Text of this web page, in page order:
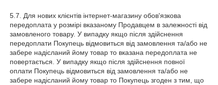
5.7. Для нових клієнтів інтернет-магазину обов'язкова
передоплата у розмірі вказаному Продавцем в залежності від
замовленого товару. У випадку якщо після здійснення
передоплати Покупець відмовиться від замовлення та/або не
забере надісланий йому товар то вказана передоплата не
повертається. У випадку якщо після здійснення повної
оплати Покупець відмовиться від замовлення та/або не
забере надісланий йому товар то Покупець згоден з тим, що